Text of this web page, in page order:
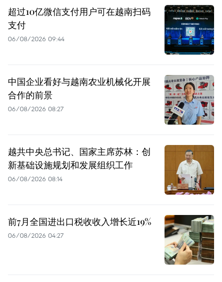
超过10亿微信支付用户可在越南扫码
支付
06/08/2026 09:44
中国企业看好与越南农业机械化开展
合作的前景
06/08/2026 08:27
越共中央总书记、国家主席苏林：创
新基础设施规划和发展组织工作
06/08/2026 08:14
前7月全国进出口税收收入增长近19%
06/08/2026 04:27